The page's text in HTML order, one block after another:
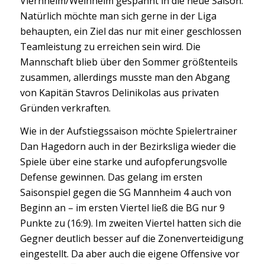
Natürlich möchte man sich gerne in der Liga
behaupten, ein Ziel das nur mit einer geschlossen
Teamleistung zu erreichen sein wird. Die
Mannschaft blieb über den Sommer größtenteils
zusammen, allerdings musste man den Abgang
von Kapitän Stavros Delinikolas aus privaten
Gründen verkraften.
Wie in der Aufstiegssaison möchte Spielertrainer
Dan Hagedorn auch in der Bezirksliga wieder die
Spiele über eine starke und aufopferungsvolle
Defense gewinnen. Das gelang im ersten
Saisonspiel gegen die SG Mannheim 4 auch von
Beginn an – im ersten Viertel ließ die BG nur 9
Punkte zu (16:9). Im zweiten Viertel hatten sich die
Gegner deutlich besser auf die Zonenverteidigung
eingestellt. Da aber auch die eigene Offensive vor